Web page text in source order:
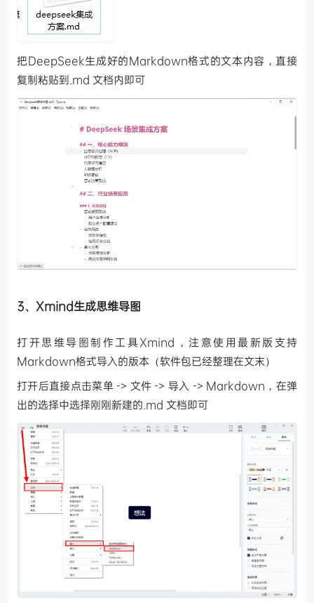
把DeepSeek生成好的Markdown格式的文本内容，直接
复制粘贴到.md 文档内即可
3、Xmind生成思维导图
打开思维导图制作工具Xmind，注意使用最新版支持
Markdown格式导入的版本（软件包已经整理在文末）
打开后直接点击菜单 -> 文件 -> 导入 -> Markdown，在弹
出的选择中选择刚刚新建的.md 文档即可